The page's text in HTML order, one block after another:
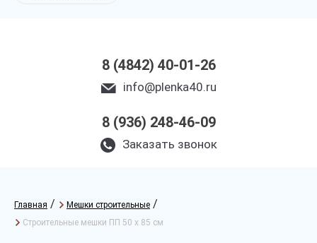
8 (4842) 40-01-26
info@plenka40.ru
8 (936) 248-46-09
Заказать звонок
Главная / Мешки строительные /
Строительные мешки ПП 50 х 85 см